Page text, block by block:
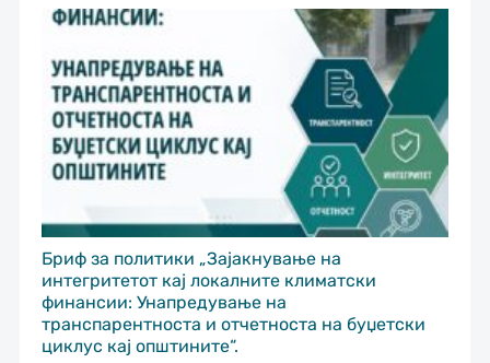
Бриф за политики „Зајакнување на
интегритетот кај локалните климатски
финансии: Унапредување на
транспарентноста и отчетноста на буџетски
циклус кај општините“.